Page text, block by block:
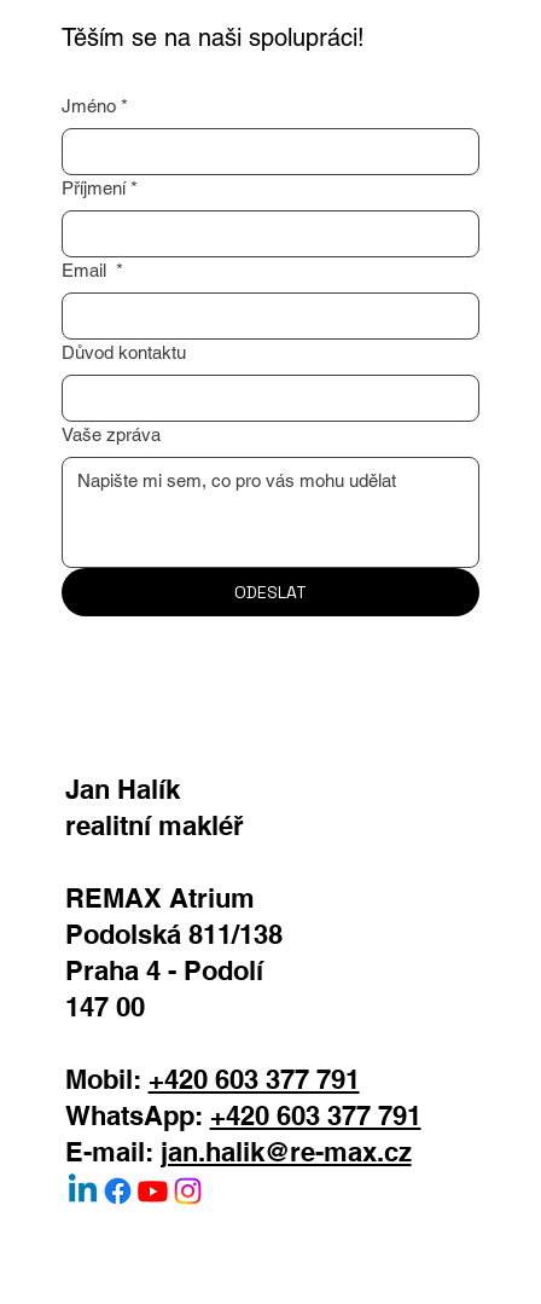
Těším se na naši spolupráci!
Jméno *
Příjmení *
Email *
Důvod kontaktu
Vaše zpráva
ODESLAT
Jan Halík
realitní makléř
REMAX Atrium
Podolská 811/138
Praha 4 - Podolí
147 00
Mobil: +420 603 377 791
WhatsApp: +420 603 377 791
E-mail: jan.halik@re-max.cz